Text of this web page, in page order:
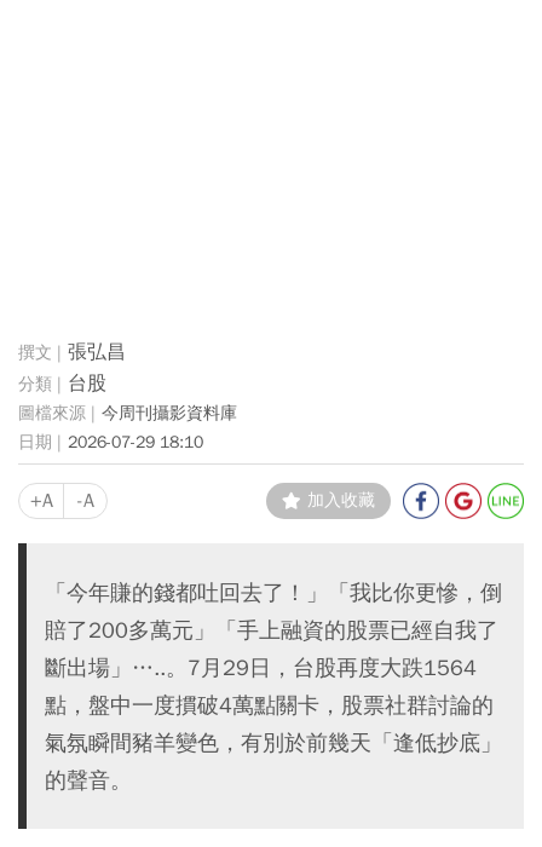
張弘昌
台股
今周刊攝影資料庫
2026-07-29 18:10
+A -A 加入收藏
「今年賺的錢都吐回去了！」「我比你更慘，倒
賠了200多萬元」「手上融資的股票已經自我了
斷出場」…..。7月29日，台股再度大跌1564
點，盤中一度摜破4萬點關卡，股票社群討論的
氣氛瞬間豬羊變色，有別於前幾天「逢低抄底」
的聲音。